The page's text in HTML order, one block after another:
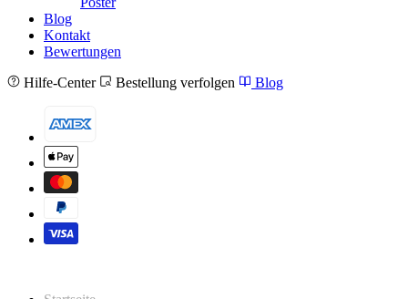
Blog
Kontakt
Bewertungen
Hilfe-Center
Bestellung verfolgen Blog